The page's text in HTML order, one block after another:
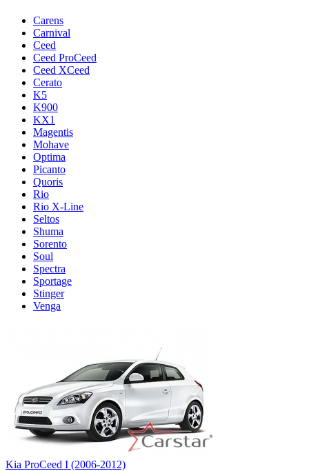
Carens
Carnival
Ceed
Ceed ProCeed
Ceed XCeed
Cerato
K5
K900
KX1
Magentis
Mohave
Optima
Picanto
Quoris
Rio
Rio X-Line
Seltos
Shuma
Sorento
Soul
Spectra
Sportage
Stinger
Venga
Kia ProCeed I (2006-2012)